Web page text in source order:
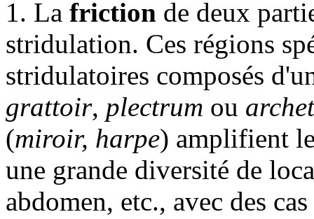
1. La friction de deux
stridulation. Ces régions
stridulatoires composés
grattoir, plectrum ou archet
(miroir, harpe) amplifient
une grande diversité de
abdomen, etc., avec des